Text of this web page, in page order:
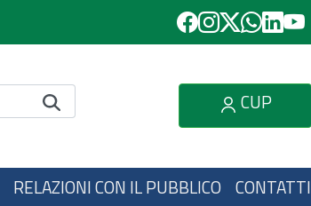
CUP
RELAZIONI CON IL PUBBLICO CONTATTI